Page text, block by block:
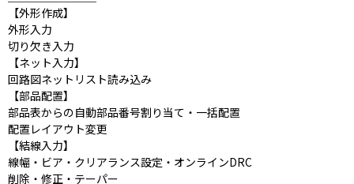
【外形作成】
外形入力
切り欠き入力
【ネット入力】
回路図ネットリスト読み込み
【部品配置】
部品表からの自動部品番号割り当て・一括配置
配置レイアウト変更
【結線入力】
線幅・ビア・クリアランス設定・オンラインDRC
削除・修正・テーパー